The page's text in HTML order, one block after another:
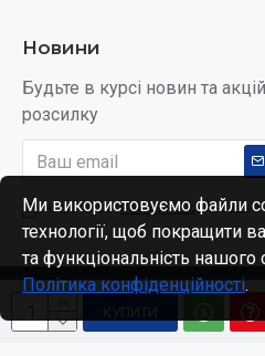
КУПИТИ
Новини
Будьте в курсі новин та
розсилку
Я прочитав Privacy Policy і згоден
Copyright © 2022, Kidobo, All
Ми використовуємо файли
технології, щоб покращити
та функціональність нашого
Політика конфіденційності.